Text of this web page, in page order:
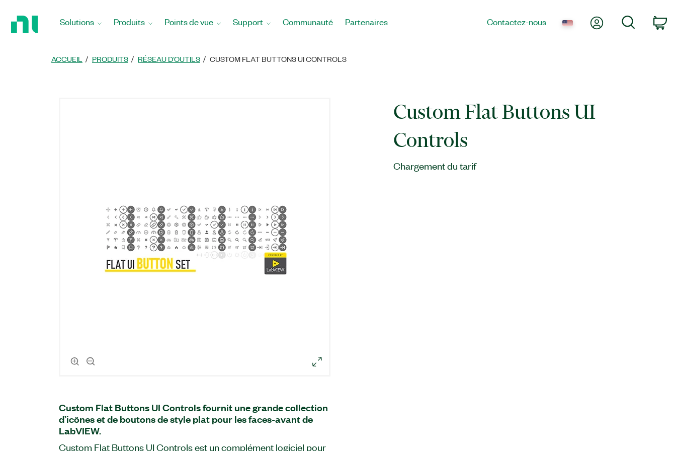
Solutions Produits Points de vue Support Communauté Partenaires Contactez-nous Mon compte
ACCUEIL PRODUITS RÉSEAU D’OUTILS CUSTOM FLAT BUTTONS UI CONTROLS
Custom Flat Buttons UI
Controls
Chargement du tarif
Custom Flat Buttons UI Controls fournit une grande collection
d’icônes et de boutons de style plat pour les faces-avant de
LabVIEW.
Custom Flat Buttons UI Controls est un complément logiciel pour